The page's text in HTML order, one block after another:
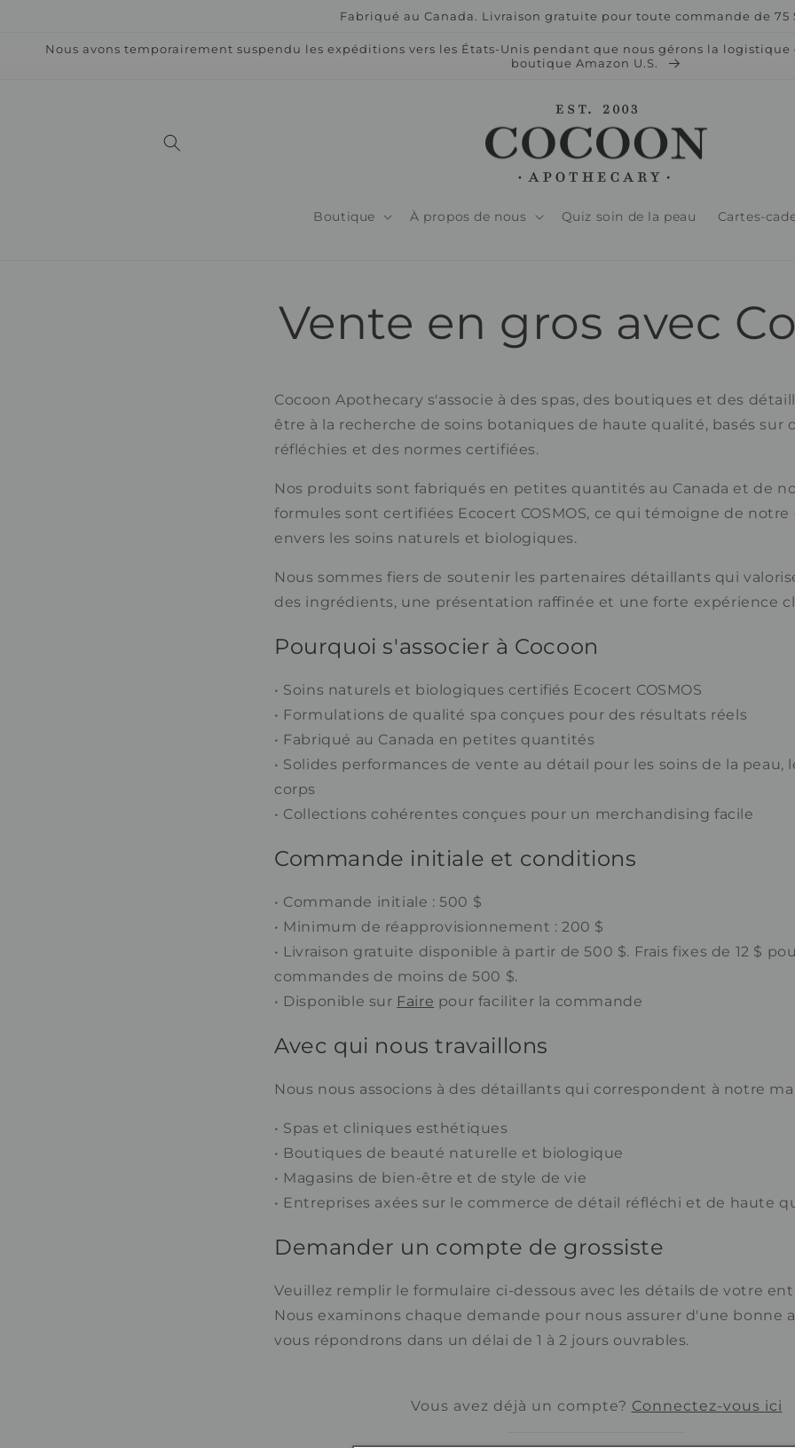
contenu
Fabriqué au Canada. Livraison gratuite pour toute commande de 75
Nous avons temporairement suspendu les expéditions vers les États-Unis pendant que nous gérons la
boutique Amazon U.S.
Boutique À propos de nous Quiz soin de la peau Cartes-
Vente en gros avec
Cocoon Apothecary s'associe à des spas, des boutiques et des
être à la recherche de soins botaniques de haute qualité, basés sur
réfléchies et des normes certifiées.
Nos produits sont fabriqués en petites quantités au Canada et de
formules sont certifiées Ecocert COSMOS, ce qui témoigne de
envers les soins naturels et biologiques.
Nous sommes fiers de soutenir les partenaires détaillants qui
des ingrédients, une présentation raffinée et une forte expérience
Pourquoi s'associer à Cocoon
• Soins naturels et biologiques certifiés Ecocert COSMOS
• Formulations de qualité spa conçues pour des résultats réels
• Fabriqué au Canada en petites quantités
• Solides performances de vente au détail pour les soins de la peau,
corps
• Collections cohérentes conçues pour un merchandising facile
Commande initiale et conditions
• Commande initiale : 500 $
• Minimum de réapprovisionnement : 200 $
• Livraison gratuite disponible à partir de 500 $. Frais fixes de 12 $
commandes de moins de 500 $.
• Disponible sur Faire pour faciliter la commande
Avec qui nous travaillons
Nous nous associons à des détaillants qui correspondent à notre
• Spas et cliniques esthétiques
• Boutiques de beauté naturelle et biologique
• Magasins de bien-être et de style de vie
• Entreprises axées sur le commerce de détail réfléchi et de haute
Demander un compte de grossiste
Veuillez remplir le formulaire ci-dessous avec les détails de votre
Nous examinons chaque demande pour nous assurer d'une bonne
vous répondrons dans un délai de 1 à 2 jours ouvrables.
Vous avez déjà un compte? Connectez-vous ici